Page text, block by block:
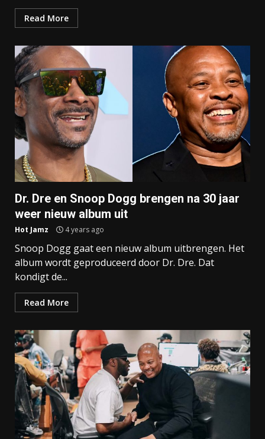
Read More
Dr. Dre en Snoop Dogg brengen na 30 jaar
weer nieuw album uit
Hot Jamz 4 years ago
Snoop Dogg gaat een nieuw album uitbrengen. Het
album wordt geproduceerd door Dr. Dre. Dat
kondigt de...
Read More